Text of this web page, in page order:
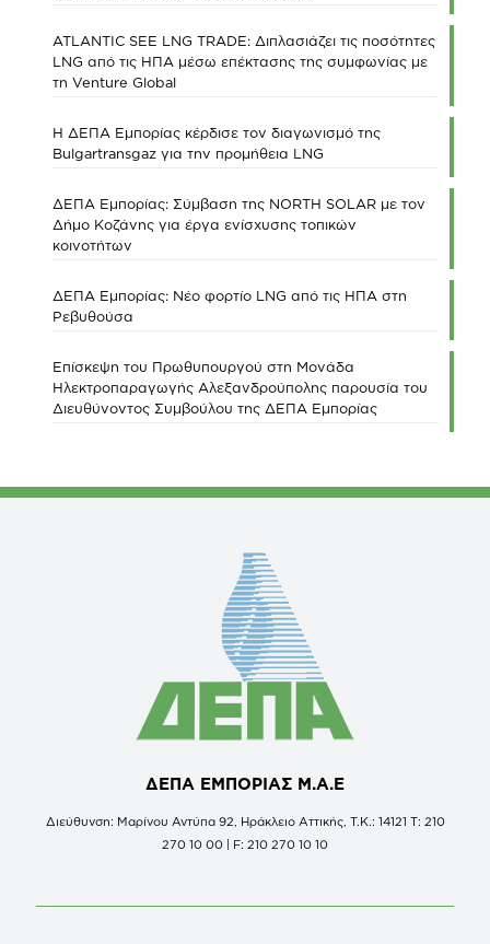
ATLANTIC SEE LNG TRADE: Διπλασιάζει τις ποσότητες
LNG από τις ΗΠΑ μέσω επέκτασης της συμφωνίας με
τη Venture Global
Η ΔΕΠΑ Εμπορίας κέρδισε τον διαγωνισμό της
Bulgartransgaz για την προμήθεια LNG
ΔΕΠΑ Εμπορίας: Σύμβαση της NORTH SOLAR με τον
Δήμο Κοζάνης για έργα ενίσχυσης τοπικών
κοινοτήτων
ΔΕΠΑ Εμπορίας: Νέο φορτίο LNG από τις ΗΠΑ στη
Ρεβυθούσα
Επίσκεψη του Πρωθυπουργού στη Μονάδα
Ηλεκτροπαραγωγής Αλεξανδρούπολης παρουσία του
Διευθύνοντος Συμβούλου της ΔΕΠΑ Εμπορίας
ΔΕΠΑ ΕΜΠΟΡΙΑΣ Μ.Α.Ε
Διεύθυνση: Μαρίνου Αντύπα 92, Ηράκλειο Αττικής, Τ.Κ.: 14121 Τ: 210
270 10 00 | F: 210 270 10 10